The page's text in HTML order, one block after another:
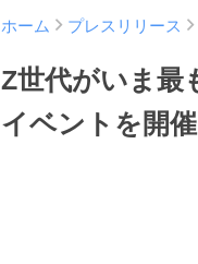
ホーム プレスリリース
Z世代がいま最
イベントを開